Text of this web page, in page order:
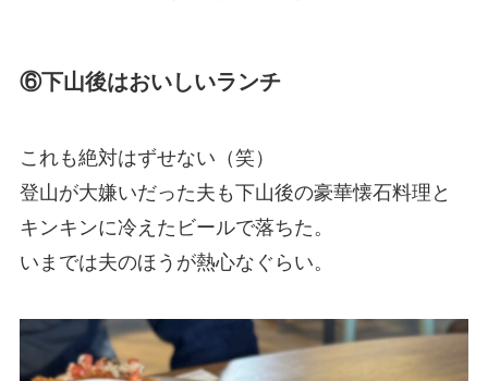
⑥下山後はおいしいランチ
これも絶対はずせない（笑）
登山が大嫌いだった夫も下山後の豪華懐石料理と
キンキンに冷えたビールで落ちた。
いまでは夫のほうが熱心なぐらい。